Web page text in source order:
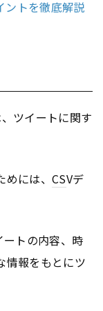
ントを徹底解説
ツイートに関す
めには、CSVデ
ートの内容、時
情報をもとにツ